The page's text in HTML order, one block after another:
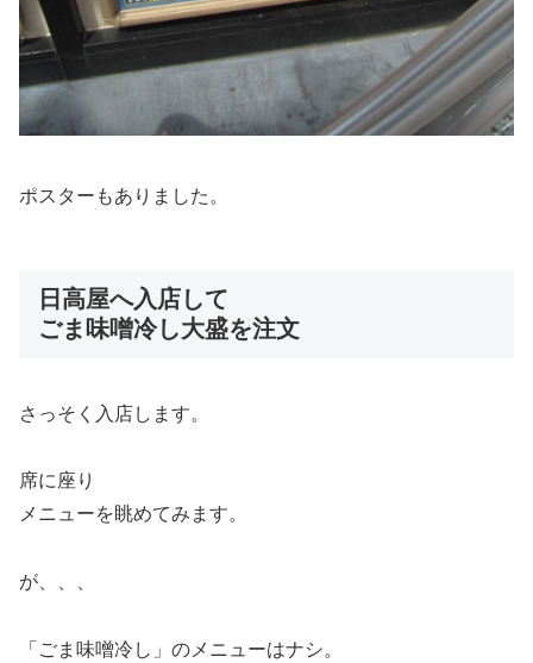
ポスターもありました。
日高屋へ入店して
ごま味噌冷し大盛を注文
さっそく入店します。
席に座り
メニューを眺めてみます。
が、、、
「ごま味噌冷し」のメニューはナシ。